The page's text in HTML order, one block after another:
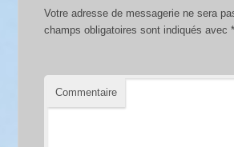
Votre adresse de messagerie ne sera
champs obligatoires sont indiqués avec*
Commentaire